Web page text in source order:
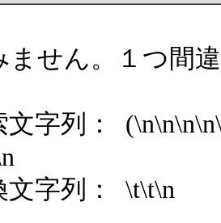
せん。１つ間
字列：
字列： \t\t\n